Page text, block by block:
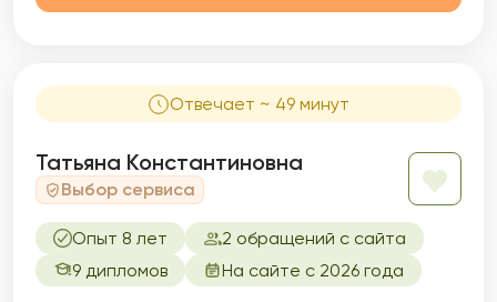
Отвечает ~ 49 минут
Татьяна Константиновна
Выбор сервиса
Опыт 8 лет
2 обращений с сайта
9 дипломов
На сайте с 2026 года